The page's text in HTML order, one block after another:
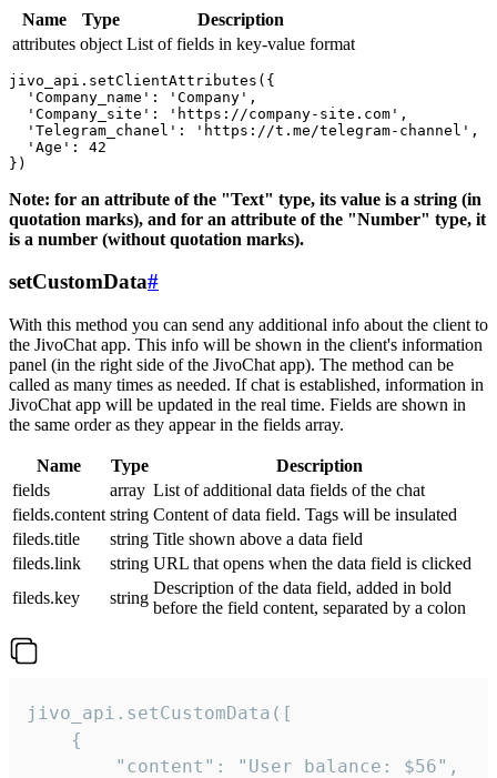
Name Type
Description
attributes object List of fields in key-value format
jivo_api.setClientAttributes({
  'Company_name': 'Company',
  'Company_site': 'https://company-site.com',
  'Telegram_chanel': 'https://t.me/telegram-channel',
  'Age': 42
Note: for an attribute of the "Text" type, its value is a string (in
quotation marks), and for an attribute of the "Number" type, it
is a number (without quotation marks).
setCustomData#
With this method you can send any additional info about the client to
the JivoChat app. This info will be shown in the client's information
panel (in the right side of the JivoChat app). The method can be
called as many times as needed. If chat is established, information in
JivoChat app will be updated in the real time. Fields are shown in
the same order as they appear in the fields array.
Name Type
Description
fields
array List of additional data fields of the chat
fields.content string Content of data field. Tags will be insulated
fileds.title
string Title shown above a data field
fileds.link
string URL that opens when the data field is clicked
fileds.key
string
Description of the data field, added in bold
before the field content, separated by a colon
jivo_api.setCustomData([
    {
        "content": "User balance: $56",